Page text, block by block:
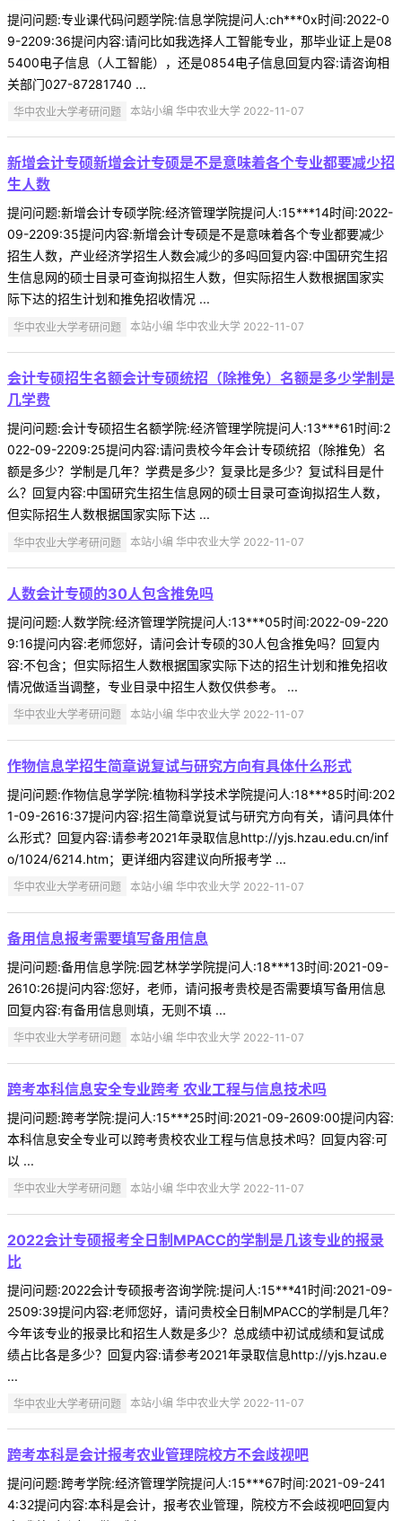
提问问题:专业课代码问题学院:信息学院提问人:ch***0x时间:2022-0
9-2209:36提问内容:请问比如我选择人工智能专业，那毕业证上是08
5400电子信息（人工智能），还是0854电子信息回复内容:请咨询相
关部门027-87281740 ...
华中农业大学考研问题 本站小编 华中农业大学 2022-11-07
新增会计专硕新增会计专硕是不是意味着各个专业都要减少招
生人数
提问问题:新增会计专硕学院:经济管理学院提问人:15***14时间:2022-
09-2209:35提问内容:新增会计专硕是不是意味着各个专业都要减少
招生人数，产业经济学招生人数会减少的多吗回复内容:中国研究生招
生信息网的硕士目录可查询拟招生人数，但实际招生人数根据国家实
际下达的招生计划和推免招收情况 ...
华中农业大学考研问题 本站小编 华中农业大学 2022-11-07
会计专硕招生名额会计专硕统招（除推免）名额是多少学制是
几学费
提问问题:会计专硕招生名额学院:经济管理学院提问人:13***61时间:2
022-09-2209:25提问内容:请问贵校今年会计专硕统招（除推免）名
额是多少？学制是几年？学费是多少？复录比是多少？复试科目是什
么？回复内容:中国研究生招生信息网的硕士目录可查询拟招生人数，
但实际招生人数根据国家实际下达 ...
华中农业大学考研问题 本站小编 华中农业大学 2022-11-07
人数会计专硕的30人包含推免吗
提问问题:人数学院:经济管理学院提问人:13***05时间:2022-09-220
9:16提问内容:老师您好，请问会计专硕的30人包含推免吗？回复内
容:不包含；但实际招生人数根据国家实际下达的招生计划和推免招收
情况做适当调整，专业目录中招生人数仅供参考。 ...
华中农业大学考研问题 本站小编 华中农业大学 2022-11-07
作物信息学招生简章说复试与研究方向有具体什么形式
提问问题:作物信息学学院:植物科学技术学院提问人:18***85时间:202
1-09-2616:37提问内容:招生简章说复试与研究方向有关，请问具体什
么形式？回复内容:请参考2021年录取信息http://yjs.hzau.edu.cn/inf
o/1024/6214.htm；更详细内容建议向所报考学 ...
华中农业大学考研问题 本站小编 华中农业大学 2022-11-07
备用信息报考需要填写备用信息
提问问题:备用信息学院:园艺林学学院提问人:18***13时间:2021-09-
2610:26提问内容:您好，老师，请问报考贵校是否需要填写备用信息
回复内容:有备用信息则填，无则不填 ...
华中农业大学考研问题 本站小编 华中农业大学 2022-11-07
跨考本科信息安全专业跨考 农业工程与信息技术吗
提问问题:跨考学院:提问人:15***25时间:2021-09-2609:00提问内容:
本科信息安全专业可以跨考贵校农业工程与信息技术吗？回复内容:可
以 ...
华中农业大学考研问题 本站小编 华中农业大学 2022-11-07
2022会计专硕报考全日制MPACC的学制是几该专业的报录
比
提问问题:2022会计专硕报考咨询学院:提问人:15***41时间:2021-09-
2509:39提问内容:老师您好，请问贵校全日制MPACC的学制是几年？
今年该专业的报录比和招生人数是多少？总成绩中初试成绩和复试成
绩占比各是多少？回复内容:请参考2021年录取信息http://yjs.hzau.e
...
华中农业大学考研问题 本站小编 华中农业大学 2022-11-07
跨考本科是会计报考农业管理院校方不会歧视吧
提问问题:跨考学院:经济管理学院提问人:15***67时间:2021-09-241
4:32提问内容:本科是会计，报考农业管理，院校方不会歧视吧回复内